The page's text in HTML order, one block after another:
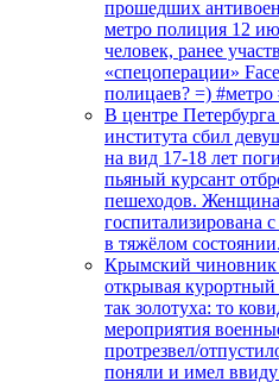
прошедших
метро полиция 12
человек, ранее
«спецоперации»
полицаев? =)
В центре
института сбил
на вид 17-18 лет
пьяный курсант
пешеходов.
госпитализирована
в тяжёлом
Крымский
открывая курортный
так золотуха: то
мероприятия
протрезвел/
поняли и имел